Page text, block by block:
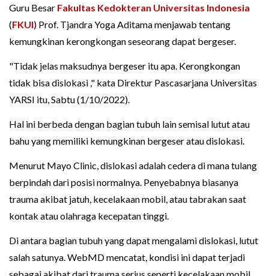
Guru Besar Fakultas Kedokteran Universitas Indonesia
(FKUI) Prof. Tjandra Yoga Aditama menjawab tentang
kemungkinan kerongkongan seseorang dapat bergeser.
"Tidak jelas maksudnya bergeser itu apa. Kerongkongan
tidak bisa dislokasi ," kata Direktur Pascasarjana Universitas
YARSI itu, Sabtu (1/10/2022).
Hal ini berbeda dengan bagian tubuh lain semisal lutut atau
bahu yang memiliki kemungkinan bergeser atau dislokasi.
Menurut Mayo Clinic, dislokasi adalah cedera di mana tulang
berpindah dari posisi normalnya. Penyebabnya biasanya
trauma akibat jatuh, kecelakaan mobil, atau tabrakan saat
kontak atau olahraga kecepatan tinggi.
Di antara bagian tubuh yang dapat mengalami dislokasi, lutut
salah satunya. WebMD mencatat, kondisi ini dapat terjadi